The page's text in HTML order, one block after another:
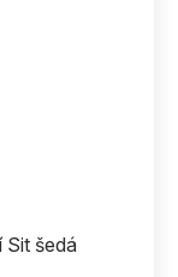
Sit šedá